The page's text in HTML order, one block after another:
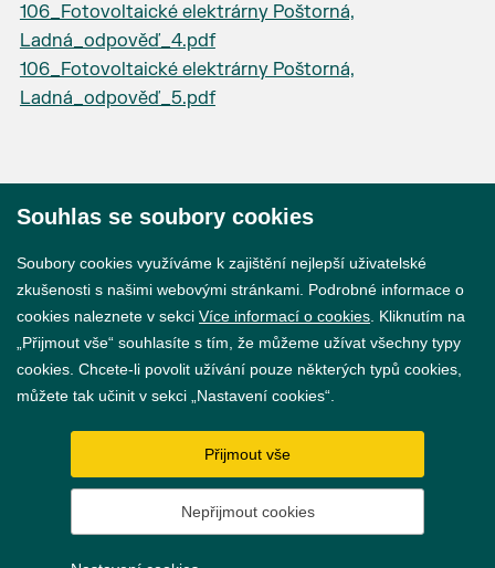
106_Fotovoltaické elektrárny Poštorná,
Ladná_odpověď_4.pdf
106_Fotovoltaické elektrárny Poštorná,
Ladná_odpověď_5.pdf
GDPR
Nastavení cookies
Souhlas se soubory cookies
Soubory cookies využíváme k zajištění nejlepší uživatelské
zkušenosti s našimi webovými stránkami. Podrobné informace o
cookies naleznete v sekci Více informací o cookies . Kliknutím na
„Přijmout vše“ souhlasíte s tím, že můžeme užívat všechny typy
cookies. Chcete-li povolit užívání pouze některých typů cookies,
můžete tak učinit v sekci „Nastavení cookies“.
Přijmout vše
Nepřijmout cookies